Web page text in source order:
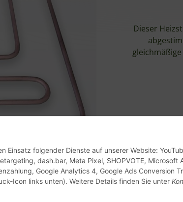
Einsatz folgender Dienste auf unserer Website:
dash.bar, Meta Pixel, SHOPVOTE, Microsoft
Google Analytics 4, Google Ads Conversion
Icon links unten). Weitere Details finden Sie unter
Dieser